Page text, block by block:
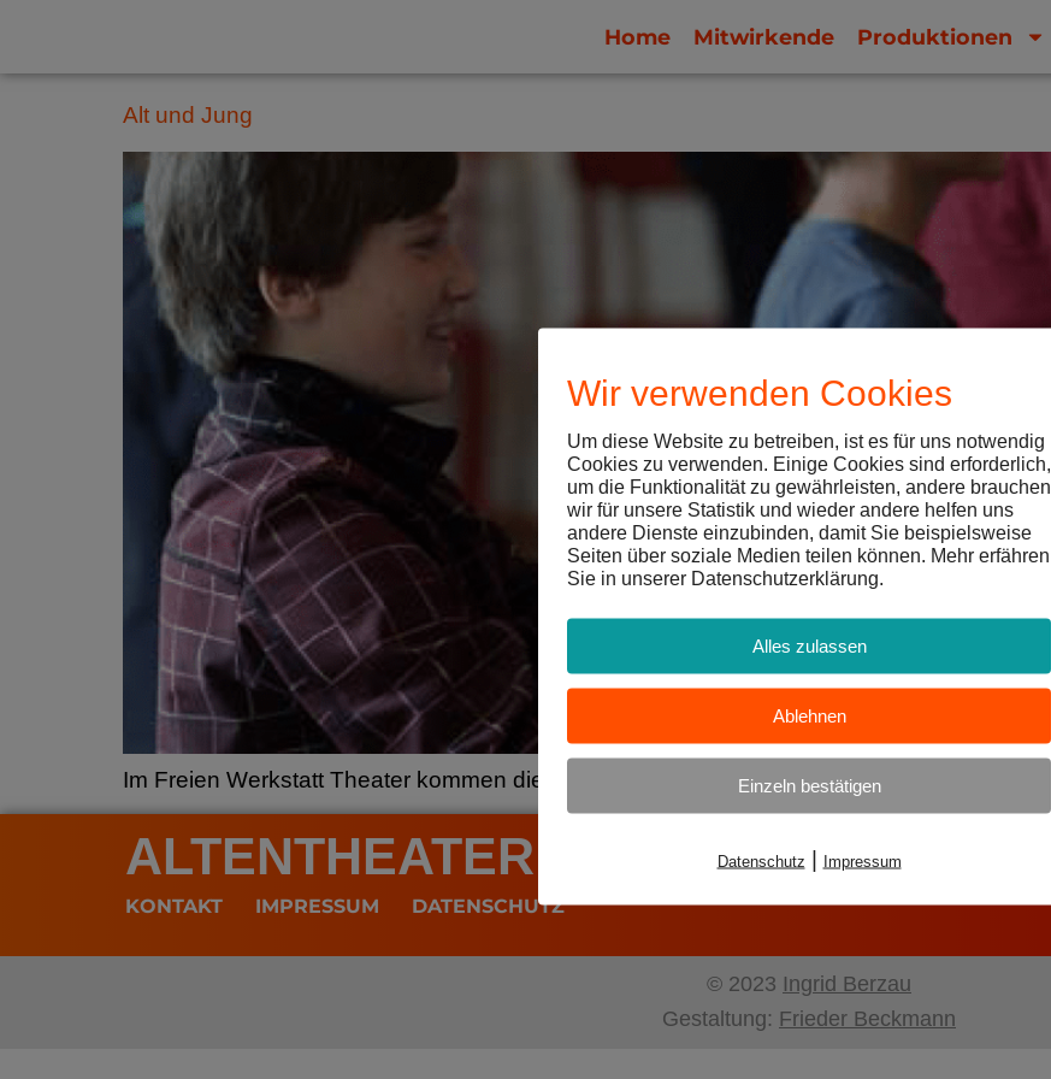
Home Mitwirkende Produktionen
Alt und Jung
Im Freien Werkstatt Theater kommen die Generationen zusammen.
ALTENTHEATER
KONTAKT IMPRESSUM DATENSCHUTZ
© 2023 Ingrid Berzau
Gestaltung: Frieder Beckmann
Wir verwenden Cookies
Um diese Website zu betreiben, ist es für uns notwendig
Cookies zu verwenden. Einige Cookies sind erforderlich,
um die Funktionalität zu gewährleisten, andere brauchen
wir für unsere Statistik und wieder andere helfen uns
andere Dienste einzubinden, damit Sie beispielsweise
Seiten über soziale Medien teilen können. Mehr erfähren
Sie in unserer Datenschutzerklärung.
Alles zulassen
Ablehnen
Einzeln bestätigen
Datenschutz | Impressum